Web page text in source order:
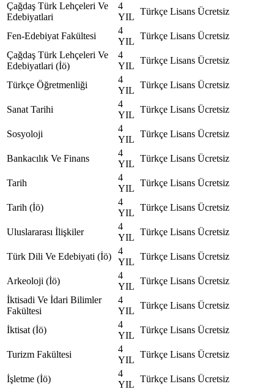
Çağdaş Türk Lehçeleri Ve
Edebiyatlari
4
YIL
Türkçe Lisans Ücretsiz
Fen-Edebiyat Fakültesi
4
YIL
Türkçe Lisans Ücretsiz
Çağdaş Türk Lehçeleri Ve
Edebiyatlari (İö)
4
YIL
Türkçe Lisans Ücretsiz
Türkçe Öğretmenliği
4
YIL
Türkçe Lisans Ücretsiz
Sanat Tarihi
4
YIL
Türkçe Lisans Ücretsiz
Sosyoloji
4
YIL
Türkçe Lisans Ücretsiz
Bankacılık Ve Finans
4
YIL
Türkçe Lisans Ücretsiz
Tarih
4
YIL
Türkçe Lisans Ücretsiz
Tarih (İö)
4
YIL
Türkçe Lisans Ücretsiz
Uluslararası İlişkiler
4
YIL
Türkçe Lisans Ücretsiz
Türk Dili Ve Edebiyati (İö)
4
YIL
Türkçe Lisans Ücretsiz
Arkeoloji (İö)
4
YIL
Türkçe Lisans Ücretsiz
İktisadi Ve İdari Bilimler
Fakültesi
4
YIL
Türkçe Lisans Ücretsiz
İktisat (İö)
4
YIL
Türkçe Lisans Ücretsiz
Turizm Fakültesi
4
YIL
Türkçe Lisans Ücretsiz
İşletme (İö)
4
YIL
Türkçe Lisans Ücretsiz